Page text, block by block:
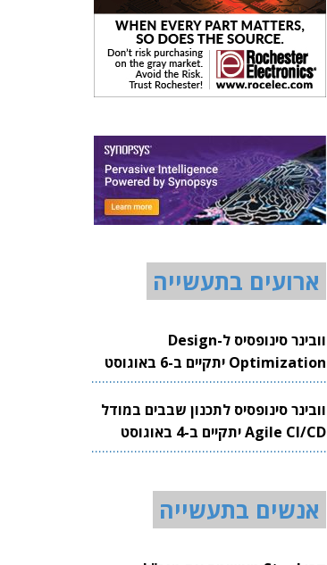
ארועים בתעשייה
וובינר סינופסיס ל-Design
Optimization יתקיים ב-6 באוגוסט
2026
וובינר סינופסיס לתכנון שבבים במודל
Agile CI/CD יתקיים ב-4 באוגוסט
2026
אנשים בתעשייה